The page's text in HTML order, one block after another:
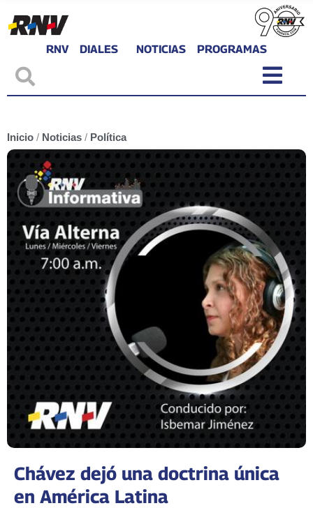
RNV DIALES NOTICIAS PROGRAMAS
Inicio / Noticias / Política
Chávez dejó una doctrina única
en América Latina